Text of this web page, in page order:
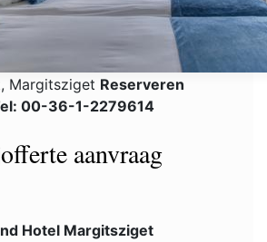
Margitsziget Reserveren
00-36-1-2279614
aanvraag
Hotel Margitsziget